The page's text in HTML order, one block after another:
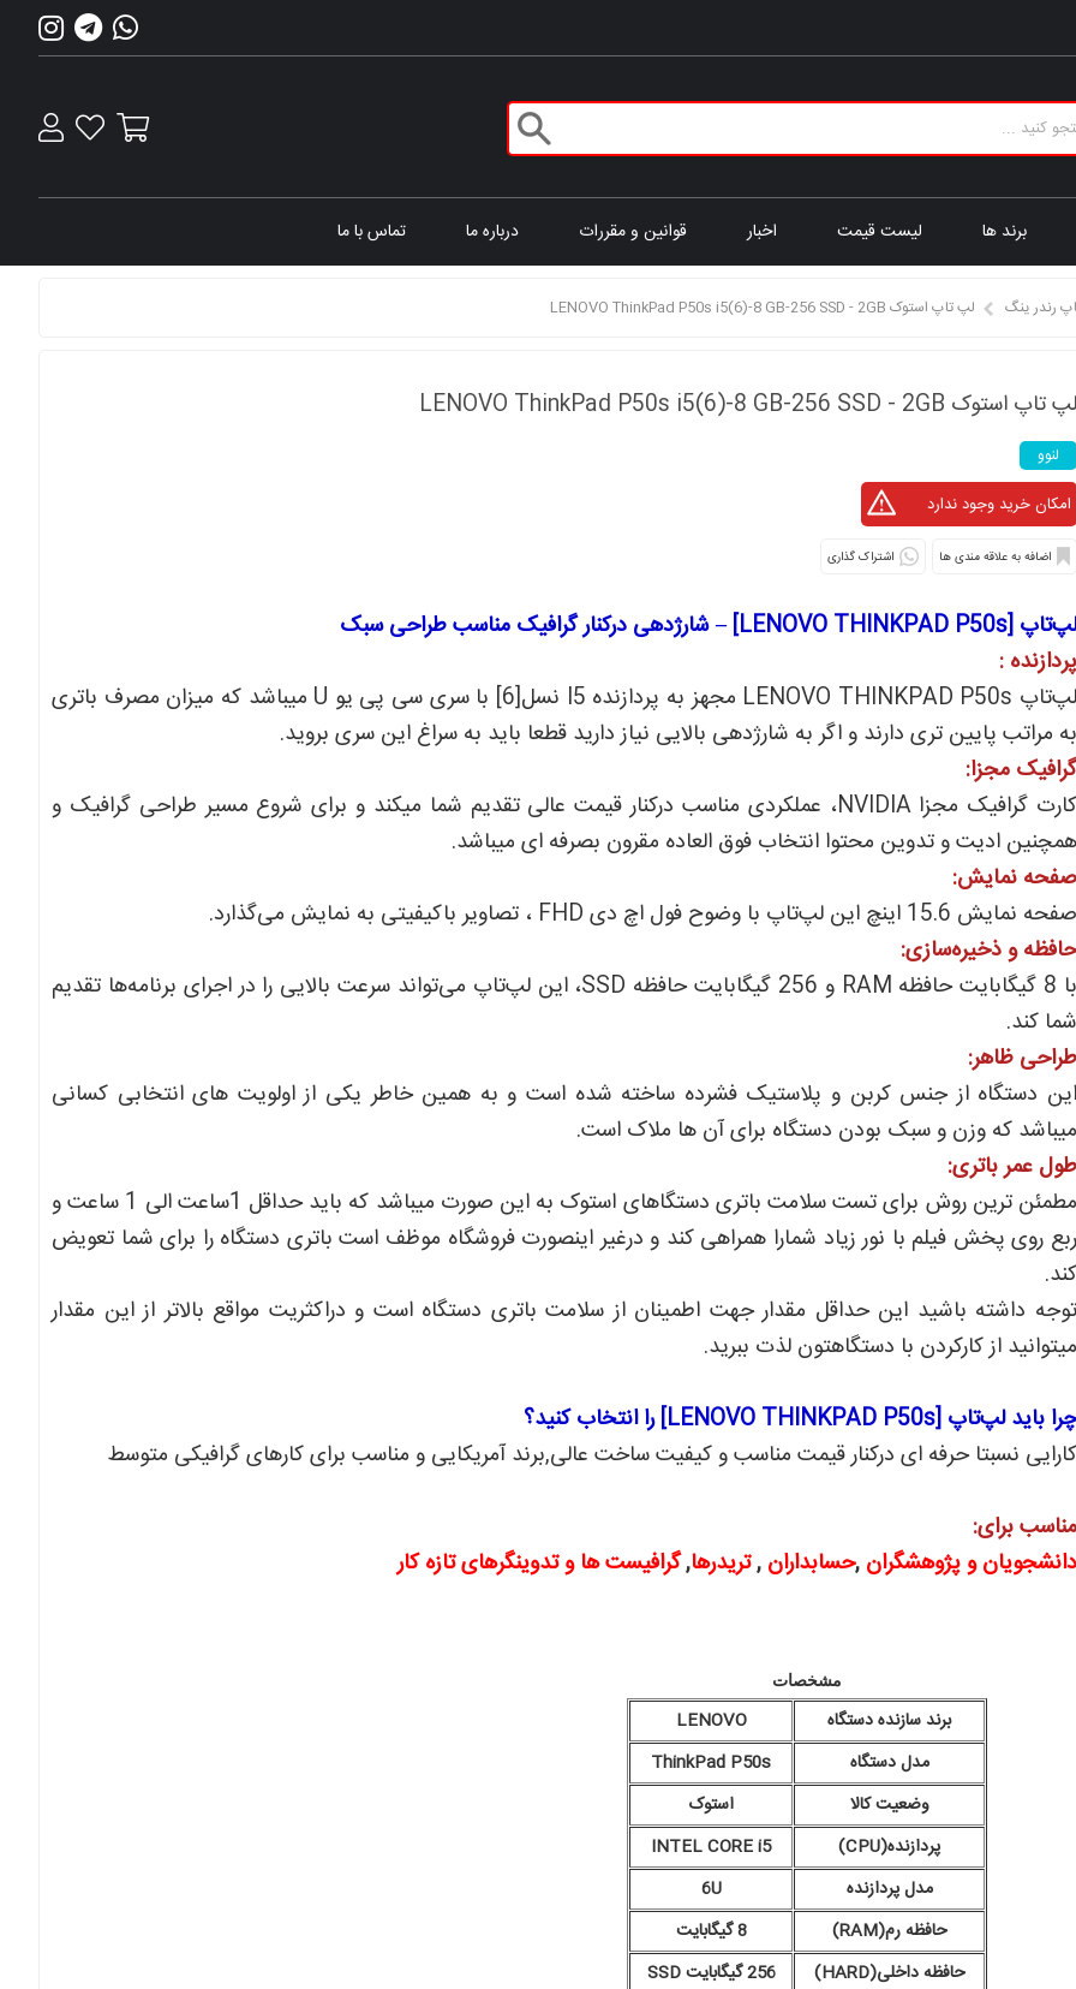
برند ها لیست قیمت اخبار قوانین و مقررات درباره ما تماس با ما
رندر ینگ لپ تاپ استوک LENOVO ThinkPad P50s i5(6)-8 GB-256 SSD - 2GB
لپ تاپ استوک LENOVO ThinkPad P50s i5(6)-8 GB-256 SSD - 2GB
لنوو
اشتراک گذاری
لپ‌تاپ [LENOVO THINKPAD P50s] – شارژدهی درکنار گرافیک مناسب طراحی سبک
پردازنده :
لپ‌تاپ LENOVO THINKPAD P50s مجهز به پردازنده I5 نسل[6] با سری سی پی یو U میباشد که میزان مصرف باتری
به مراتب پایین تری دارند و اگر به شارژدهی بالایی نیاز دارید قطعا باید به سراغ این سری بروید.
گرافیک مجزا:
کارت گرافیک مجزا NVIDIA، عملکردی مناسب درکنار قیمت عالی تقدیم شما میکند و برای شروع مسیر طراحی گرافیک و
همچنین ادیت و تدوین محتوا انتخاب فوق العاده مقرون بصرفه ای میباشد.
صفحه نمایش:
صفحه نمایش 15.6 اینچ این لپ‌تاپ با وضوح فول اچ دی FHD ، تصاویر باکیفیتی به نمایش می‌گذارد.
حافظه و ذخیره‌سازی:
با 8 گیگابایت حافظه RAM و 256 گیگابایت حافظه SSD، این لپ‌تاپ می‌تواند سرعت بالایی را در اجرای برنامه‌ها تقدیم
شما کند.
طراحی ظاهر:
این دستگاه از جنس کربن و پلاستیک فشرده ساخته شده است و به همین خاطر یکی از اولویت های انتخابی کسانی
میباشد که وزن و سبک بودن دستگاه برای آن ها ملاک است.
طول عمر باتری:
مطمئن ترین روش برای تست سلامت باتری دستگاهای استوک به این صورت میباشد که باید حداقل 1ساعت الی 1 ساعت و
ربع روی پخش فیلم با نور زیاد شمارا همراهی کند و درغیر اینصورت فروشگاه موظف است باتری دستگاه را برای شما تعویض
کند.
توجه داشته باشید این حداقل مقدار جهت اطمینان از سلامت باتری دستگاه است و دراکثریت مواقع بالاتر از این مقدار
میتوانید از کارکردن با دستگاهتون لذت ببرید.
چرا باید لپ‌تاپ [LENOVO THINKPAD P50s] را انتخاب کنید؟
کارایی نسبتا حرفه ای درکنار قیمت مناسب و کیفیت ساخت عالی,برند آمریکایی و مناسب برای کارهای گرافیکی متوسط
مناسب برای:
دانشجویان و پژوهشگران ,حسابداران ,تریدرها,گرافیست ها و تدوینگرهای تازه کار
مشخصات
برند سازنده دستگاه
LENOVO
مدل دستگاه
ThinkPad P50s
وضعیت کالا
استوک
پردازنده(CPU)
INTEL CORE i5
مدل پردازنده
6U
حافظه رم(RAM)
8 گیگابایت
حافظه داخلی(HARD)
256 گیگابایت SSD